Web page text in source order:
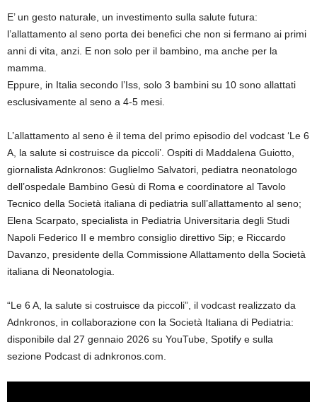
E’ un gesto naturale, un investimento sulla salute futura:
l’allattamento al seno porta dei benefici che non si fermano ai primi
anni di vita, anzi. E non solo per il bambino, ma anche per la
mamma.
Eppure, in Italia secondo l’Iss, solo 3 bambini su 10 sono allattati
esclusivamente al seno a 4-5 mesi.
L’allattamento al seno è il tema del primo episodio del vodcast ‘Le 6
A, la salute si costruisce da piccoli’. Ospiti di Maddalena Guiotto,
giornalista Adnkronos: Guglielmo Salvatori, pediatra neonatologo
dell’ospedale Bambino Gesù di Roma e coordinatore al Tavolo
Tecnico della Società italiana di pediatria sull’allattamento al seno;
Elena Scarpato, specialista in Pediatria Universitaria degli Studi
Napoli Federico II e membro consiglio direttivo Sip; e Riccardo
Davanzo, presidente della Commissione Allattamento della Società
italiana di Neonatologia.
“Le 6 A, la salute si costruisce da piccoli”, il vodcast realizzato da
Adnkronos, in collaborazione con la Società Italiana di Pediatria:
disponibile dal 27 gennaio 2026 su YouTube, Spotify e sulla
sezione Podcast di adnkronos.com.